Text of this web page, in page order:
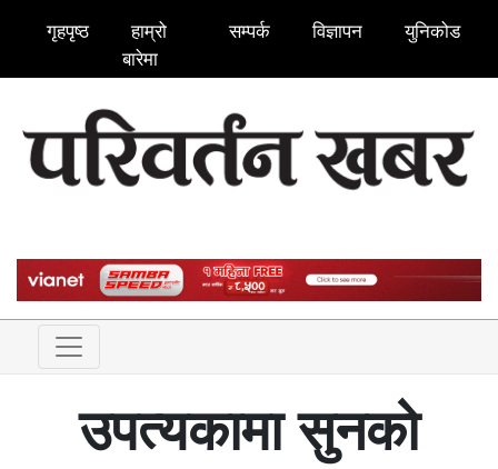
गृहपृष्ठ
हाम्रो
बारेमा
सम्पर्क विज्ञापन युनिकोड
उपत्यकामा सुनको